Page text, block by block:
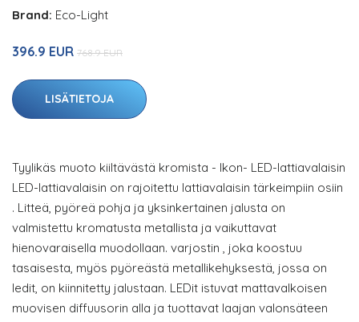
Brand: Eco-Light
396.9 EUR 768.9 EUR
LISÄTIETOJA
Tyylikäs muoto kiiltävästä kromista - Ikon- LED-lattiavalaisin
LED-lattiavalaisin on rajoitettu lattiavalaisin tärkeimpiin osiin
. Litteä, pyöreä pohja ja yksinkertainen jalusta on
valmistettu kromatusta metallista ja vaikuttavat
hienovaraisella muodollaan. varjostin , joka koostuu
tasaisesta, myös pyöreästä metallikehyksestä, jossa on
ledit, on kiinnitetty jalustaan. LEDit istuvat mattavalkoisen
muovisen diffuusorin alla ja tuottavat laajan valonsäteen